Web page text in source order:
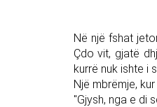
Në një fshat
Çdo vit, gjatë
kurrë nuk ishte i
Një mbrëmje,
"Gjysh, nga e di